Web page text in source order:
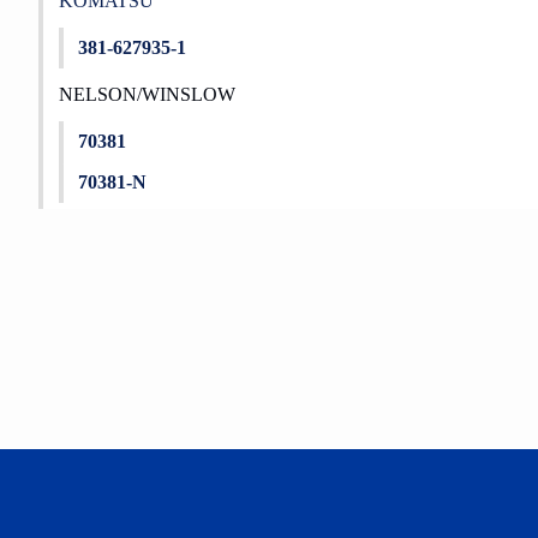
381-627935-1
NELSON/WINSLOW
70381
70381-N
Ürün bilgilerinde hatalar bulunuyor.